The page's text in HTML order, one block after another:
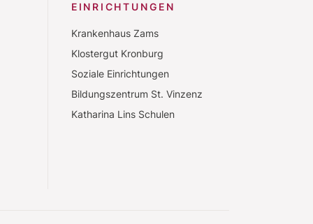
EINRICHTUNGEN
Krankenhaus Zams
Klostergut Kronburg
Soziale Einrichtungen
Bildungszentrum St. Vinzenz
Katharina Lins Schulen